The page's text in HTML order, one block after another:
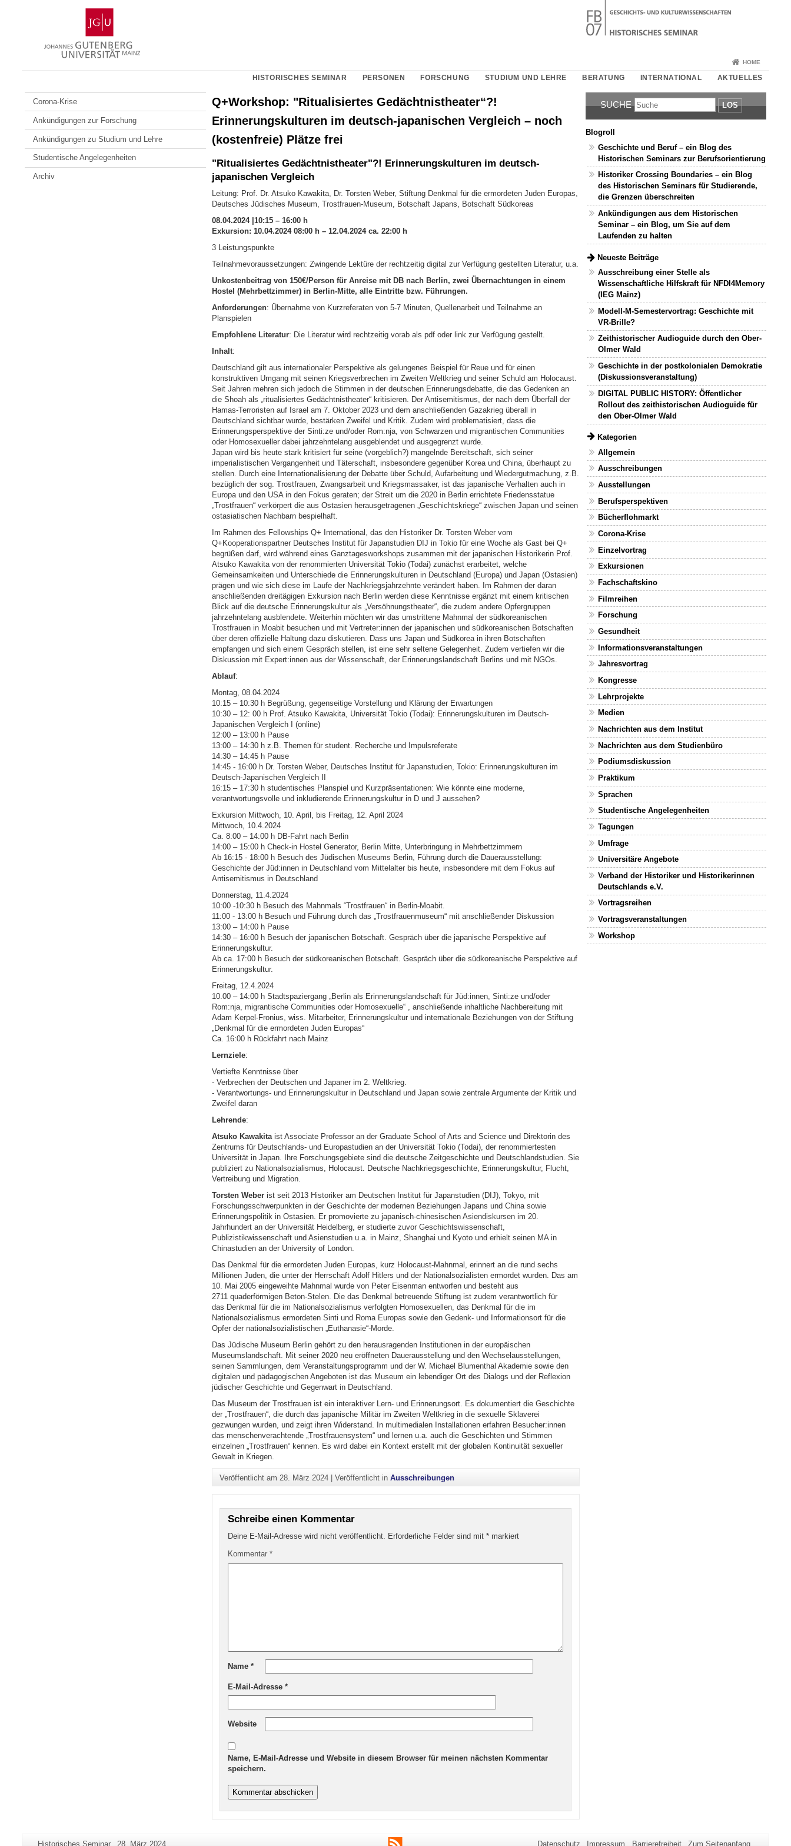
Gutenberg-
Universität
Mainz
HOME
HISTORISCHES SEMINAR PERSONEN FORSCHUNG STUDIUM UND LEHRE BERATUNG INTERNATIONAL AKTUELLES
Corona-Krise
Ankündigungen zur Forschung
Ankündigungen zu Studium und Lehre
Studentische Angelegenheiten
Archiv
Q+Workshop: "Ritualisiertes Gedächtnistheater“?!
Erinnerungskulturen im deutsch-japanischen Vergleich – noch
(kostenfreie) Plätze frei
"Ritualisiertes Gedächtnistheater"?! Erinnerungskulturen im deutsch-
japanischen Vergleich
Leitung: Prof. Dr. Atsuko Kawakita, Dr. Torsten Weber, Stiftung Denkmal für die ermordeten Juden Europas,
Deutsches Jüdisches Museum, Trostfrauen-Museum, Botschaft Japans, Botschaft Südkoreas
08.04.2024 |10:15 – 16:00 h
Exkursion: 10.04.2024 08:00 h – 12.04.2024 ca. 22:00 h
3 Leistungspunkte
Teilnahmevoraussetzungen: Zwingende Lektüre der rechtzeitig digital zur Verfügung gestellten Literatur, u.a.
Unkostenbeitrag von 150€/Person für Anreise mit DB nach Berlin, zwei Übernachtungen in einem
Hostel (Mehrbettzimmer) in Berlin-Mitte, alle Eintritte bzw. Führungen.
Anforderungen: Übernahme von Kurzreferaten von 5-7 Minuten, Quellenarbeit und Teilnahme an
Planspielen
Empfohlene Literatur: Die Literatur wird rechtzeitig vorab als pdf oder link zur Verfügung gestellt.
Inhalt:
Deutschland gilt aus internationaler Perspektive als gelungenes Beispiel für Reue und für einen
konstruktiven Umgang mit seinen Kriegsverbrechen im Zweiten Weltkrieg und seiner Schuld am Holocaust.
Seit Jahren mehren sich jedoch die Stimmen in der deutschen Erinnerungsdebatte, die das Gedenken an
die Shoah als „ritualisiertes Gedächtnistheater“ kritisieren. Der Antisemitismus, der nach dem Überfall der
Hamas-Terroristen auf Israel am 7. Oktober 2023 und dem anschließenden Gazakrieg überall in
Deutschland sichtbar wurde, bestärken Zweifel und Kritik. Zudem wird problematisiert, dass die
Erinnerungsperspektive der Sinti:ze und/oder Rom:nja, von Schwarzen und migrantischen Communities
oder Homosexueller dabei jahrzehntelang ausgeblendet und ausgegrenzt wurde.
Japan wird bis heute stark kritisiert für seine (vorgeblich?) mangelnde Bereitschaft, sich seiner
imperialistischen Vergangenheit und Täterschaft, insbesondere gegenüber Korea und China, überhaupt zu
stellen. Durch eine Internationalisierung der Debatte über Schuld, Aufarbeitung und Wiedergutmachung, z.B.
bezüglich der sog. Trostfrauen, Zwangsarbeit und Kriegsmassaker, ist das japanische Verhalten auch in
Europa und den USA in den Fokus geraten; der Streit um die 2020 in Berlin errichtete Friedensstatue
„Trostfrauen“ verkörpert die aus Ostasien herausgetragenen „Geschichtskriege“ zwischen Japan und seinen
ostasiatischen Nachbarn bespielhaft.
Im Rahmen des Fellowships Q+ International, das den Historiker Dr. Torsten Weber vom
Q+Kooperationspartner Deutsches Institut für Japanstudien DIJ in Tokio für eine Woche als Gast bei Q+
begrüßen darf, wird während eines Ganztagesworkshops zusammen mit der japanischen Historikerin Prof.
Atsuko Kawakita von der renommierten Universität Tokio (Todai) zunächst erarbeitet, welche
Gemeinsamkeiten und Unterschiede die Erinnerungskulturen in Deutschland (Europa) und Japan (Ostasien)
prägen und wie sich diese im Laufe der Nachkriegsjahrzehnte verändert haben. Im Rahmen der daran
anschließenden dreitägigen Exkursion nach Berlin werden diese Kenntnisse ergänzt mit einem kritischen
Blick auf die deutsche Erinnerungskultur als „Versöhnungstheater“, die zudem andere Opfergruppen
jahrzehntelang ausblendete. Weiterhin möchten wir das umstrittene Mahnmal der südkoreanischen
Trostfrauen in Moabit besuchen und mit Vertreter:innen der japanischen und südkoreanischen Botschaften
über deren offizielle Haltung dazu diskutieren. Dass uns Japan und Südkorea in ihren Botschaften
empfangen und sich einem Gespräch stellen, ist eine sehr seltene Gelegenheit. Zudem vertiefen wir die
Diskussion mit Expert:innen aus der Wissenschaft, der Erinnerungslandschaft Berlins und mit NGOs.
Ablauf:
Montag, 08.04.2024
10:15 – 10:30 h Begrüßung, gegenseitige Vorstellung und Klärung der Erwartungen
10:30 – 12: 00 h Prof. Atsuko Kawakita, Universität Tokio (Todai): Erinnerungskulturen im Deutsch-
Japanischen Vergleich I (online)
12:00 – 13:00 h Pause
13:00 – 14:30 h z.B. Themen für student. Recherche und Impulsreferate
14:30 – 14:45 h Pause
14:45 - 16:00 h Dr. Torsten Weber, Deutsches Institut für Japanstudien, Tokio: Erinnerungskulturen im
Deutsch-Japanischen Vergleich II
16:15 – 17:30 h studentisches Planspiel und Kurzpräsentationen: Wie könnte eine moderne,
verantwortungsvolle und inkludierende Erinnerungskultur in D und J aussehen?
Exkursion Mittwoch, 10. April, bis Freitag, 12. April 2024
Mittwoch, 10.4.2024
Ca. 8:00 – 14:00 h DB-Fahrt nach Berlin
14:00 – 15:00 h Check-in Hostel Generator, Berlin Mitte, Unterbringung in Mehrbettzimmern
Ab 16:15 - 18:00 h Besuch des Jüdischen Museums Berlin, Führung durch die Dauerausstellung:
Geschichte der Jüd:innen in Deutschland vom Mittelalter bis heute, insbesondere mit dem Fokus auf
Antisemitismus in Deutschland
Donnerstag, 11.4.2024
10:00 -10:30 h Besuch des Mahnmals “Trostfrauen“ in Berlin-Moabit.
11:00 - 13:00 h Besuch und Führung durch das „Trostfrauenmuseum“ mit anschließender Diskussion
13:00 – 14:00 h Pause
14:30 – 16:00 h Besuch der japanischen Botschaft. Gespräch über die japanische Perspektive auf
Erinnerungskultur.
Ab ca. 17:00 h Besuch der südkoreanischen Botschaft. Gespräch über die südkoreanische Perspektive auf
Erinnerungskultur.
Freitag, 12.4.2024
10.00 – 14:00 h Stadtspaziergang „Berlin als Erinnerungslandschaft für Jüd:innen, Sinti:ze und/oder
Rom:nja, migrantische Communities oder Homosexuelle“ , anschließende inhaltliche Nachbereitung mit
Adam Kerpel-Fronius, wiss. Mitarbeiter, Erinnerungskultur und internationale Beziehungen von der Stiftung
„Denkmal für die ermordeten Juden Europas“
Ca. 16:00 h Rückfahrt nach Mainz
Lernziele:
Vertiefte Kenntnisse über
- Verbrechen der Deutschen und Japaner im 2. Weltkrieg.
- Verantwortungs- und Erinnerungskultur in Deutschland und Japan sowie zentrale Argumente der Kritik und
Zweifel daran
Lehrende:
Atsuko Kawakita ist Associate Professor an der Graduate School of Arts and Science und Direktorin des
Zentrums für Deutschlands- und Europastudien an der Universität Tokio (Todai), der renommiertesten
Universität in Japan. Ihre Forschungsgebiete sind die deutsche Zeitgeschichte und Deutschlandstudien. Sie
publiziert zu Nationalsozialismus, Holocaust. Deutsche Nachkriegsgeschichte, Erinnerungskultur, Flucht,
Vertreibung und Migration.
Torsten Weber ist seit 2013 Historiker am Deutschen Institut für Japanstudien (DIJ), Tokyo, mit
Forschungsschwerpunkten in der Geschichte der modernen Beziehungen Japans und China sowie
Erinnerungspolitik in Ostasien. Er promovierte zu japanisch-chinesischen Asiendiskursen im 20.
Jahrhundert an der Universität Heidelberg, er studierte zuvor Geschichtswissenschaft,
Publizistikwissenschaft und Asienstudien u.a. in Mainz, Shanghai und Kyoto und erhielt seinen MA in
Chinastudien an der University of London.
Das Denkmal für die ermordeten Juden Europas, kurz Holocaust-Mahnmal, erinnert an die rund sechs
Millionen Juden, die unter der Herrschaft Adolf Hitlers und der Nationalsozialisten ermordet wurden. Das am
10. Mai 2005 eingeweihte Mahnmal wurde von Peter Eisenman entworfen und besteht aus
2711 quaderförmigen Beton-Stelen. Die das Denkmal betreuende Stiftung ist zudem verantwortlich für
das Denkmal für die im Nationalsozialismus verfolgten Homosexuellen, das Denkmal für die im
Nationalsozialismus ermordeten Sinti und Roma Europas sowie den Gedenk- und Informationsort für die
Opfer der nationalsozialistischen „Euthanasie“-Morde.
Das Jüdische Museum Berlin gehört zu den herausragenden Institutionen in der europäischen
Museumslandschaft. Mit seiner 2020 neu eröffneten Dauerausstellung und den Wechselausstellungen,
seinen Sammlungen, dem Veranstaltungsprogramm und der W. Michael Blumenthal Akademie sowie den
digitalen und pädagogischen Angeboten ist das Museum ein lebendiger Ort des Dialogs und der Reflexion
jüdischer Geschichte und Gegenwart in Deutschland.
Das Museum der Trostfrauen ist ein interaktiver Lern- und Erinnerungsort. Es dokumentiert die Geschichte
der „Trostfrauen“, die durch das japanische Militär im Zweiten Weltkrieg in die sexuelle Sklaverei
gezwungen wurden, und zeigt ihren Widerstand. In multimedialen Installationen erfahren Besucher:innen
das menschenverachtende „Trostfrauensystem“ und lernen u.a. auch die Geschichten und Stimmen
einzelnen „Trostfrauen“ kennen. Es wird dabei ein Kontext erstellt mit der globalen Kontinuität sexueller
Gewalt in Kriegen.
Veröffentlicht am 28. März 2024 |Veröffentlicht inAusschreibungen
Schreibe einen Kommentar
Deine E-Mail-Adresse wird nicht veröffentlicht. Erforderliche Felder sind mit* markiert
Kommentar*
Name*
E-Mail-Adresse*
Website
Name, E-Mail-Adresse und Website in diesem Browser für meinen nächsten Kommentar
speichern.
SUCHE LOS
Blogroll
Geschichte und Beruf – ein Blog des
Historischen Seminars zur Berufsorientierung
Historiker Crossing Boundaries – ein Blog
des Historischen Seminars für Studierende,
die Grenzen überschreiten
Ankündigungen aus dem Historischen
Seminar – ein Blog, um Sie auf dem
Laufenden zu halten
Neueste Beiträge
Ausschreibung einer Stelle als
Wissenschaftliche Hilfskraft für NFDI4Memory
(IEG Mainz)
Modell-M-Semestervortrag: Geschichte mit
VR-Brille?
Zeithistorischer Audioguide durch den Ober-
Olmer Wald
Geschichte in der postkolonialen Demokratie
(Diskussionsveranstaltung)
DIGITAL PUBLIC HISTORY: Öffentlicher
Rollout des zeithistorischen Audioguide für
den Ober-Olmer Wald
Kategorien
Allgemein
Ausschreibungen
Ausstellungen
Berufsperspektiven
Bücherflohmarkt
Corona-Krise
Einzelvortrag
Exkursionen
Fachschaftskino
Filmreihen
Forschung
Gesundheit
Informationsveranstaltungen
Jahresvortrag
Kongresse
Lehrprojekte
Medien
Nachrichten aus dem Institut
Nachrichten aus dem Studienbüro
Podiumsdiskussion
Praktikum
Sprachen
Studentische Angelegenheiten
Tagungen
Umfrage
Universitäre Angebote
Verband der Historiker und Historikerinnen
Deutschlands e.V.
Vortragsreihen
Vortragsveranstaltungen
Workshop
Zusätzliche
Seiten-
Historisches Seminar Letzte
28. März 2024 RSS Datenschutz Impressum Barrierefreiheit Zum Seitenanfang